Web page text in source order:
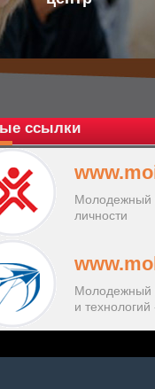
ссылки
Молодежный
личности
Молодежный
и